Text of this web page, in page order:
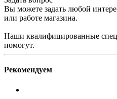
Вы можете задать любой
или работе магазина.
Наши квалифицированные
помогут.
Рекомендуем